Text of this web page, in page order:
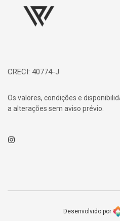
CRECI: 40774-J
Os valores, condições e
a alterações sem aviso prévio.
Instagram
Desenvolvido por